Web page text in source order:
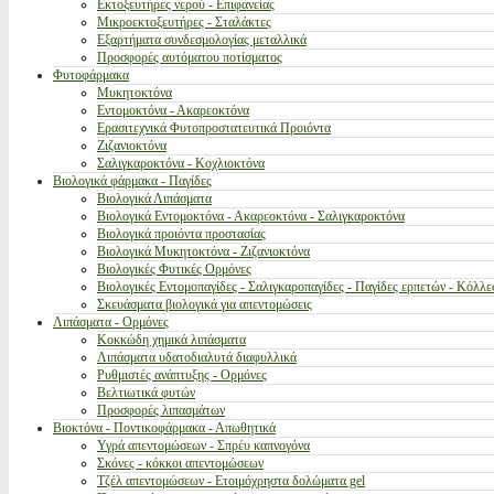
Εκτοξευτήρες νερού - Επιφανείας
Μικροεκτοξευτήρες - Σταλάκτες
Εξαρτήματα συνδεσμολογίας μεταλλικά
Προσφορές αυτόματου ποτίσματος
Φυτοφάρμακα
Μυκητοκτόνα
Εντομοκτόνα - Ακαρεοκτόνα
Ερασιτεχνικά Φυτοπροστατευτικά Προιόντα
Ζιζανιοκτόνα
Σαλιγκαροκτόνα - Κοχλιοκτόνα
Βιολογικά φάρμακα - Παγίδες
Βιολογικά Λιπάσματα
Βιολογικά Εντομοκτόνα - Ακαρεοκτόνα - Σαλιγκαροκτόνα
Βιολογικά προιόντα προστασίας
Βιολογικά Μυκητοκτόνα - Ζιζανιοκτόνα
Βιολογικές Φυτικές Ορμόνες
Βιολογικές Εντομοπαγίδες - Σαλιγκαροπαγίδες - Παγίδες ερπετών -
Σκευάσματα βιολογικά για απεντομώσεις
Λιπάσματα - Ορμόνες
Κοκκώδη χημικά λιπάσματα
Λιπάσματα υδατοδιαλυτά διαφυλλικά
Ρυθμιστές ανάπτυξης - Ορμόνες
Βελτιωτικά φυτών
Προσφορές λιπασμάτων
Βιοκτόνα - Ποντικοφάρμακα - Απωθητικά
Υγρά απεντομώσεων - Σπρέυ καπνογόνα
Σκόνες - κόκκοι απεντομώσεων
Τζέλ απεντομώσεων - Ετοιμόχρηστα δολώματα gel